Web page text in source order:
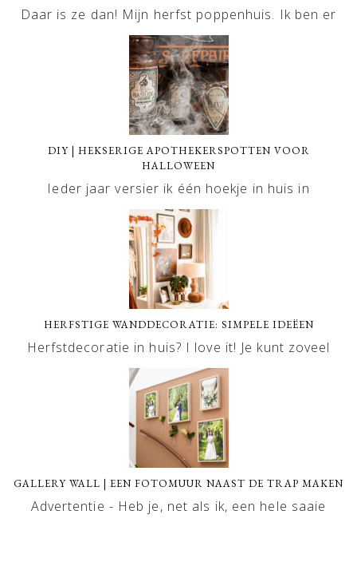
Daar is ze dan! Mijn herfst poppenhuis. Ik ben er
DIY | HEKSERIGE APOTHEKERSPOTTEN VOOR
HALLOWEEN
Ieder jaar versier ik één hoekje in huis in
HERFSTIGE WANDDECORATIE: SIMPELE IDEËEN
Herfstdecoratie in huis? I love it! Je kunt zoveel
GALLERY WALL | EEN FOTOMUUR NAAST DE TRAP MAKEN
Advertentie - Heb je, net als ik, een hele saaie